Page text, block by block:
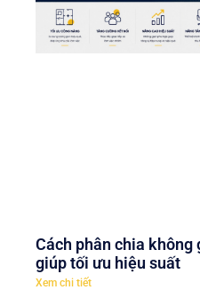
Cách phân chia không
giúp tối ưu hiệu suất
Xem chi tiết